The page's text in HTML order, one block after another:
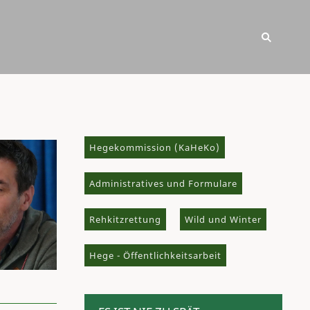
Hegekommission (KaHeKo)
Administratives und Formulare
Rehkitzrettung Wild und Winter
Hege - Öffentlichkeitsarbeit